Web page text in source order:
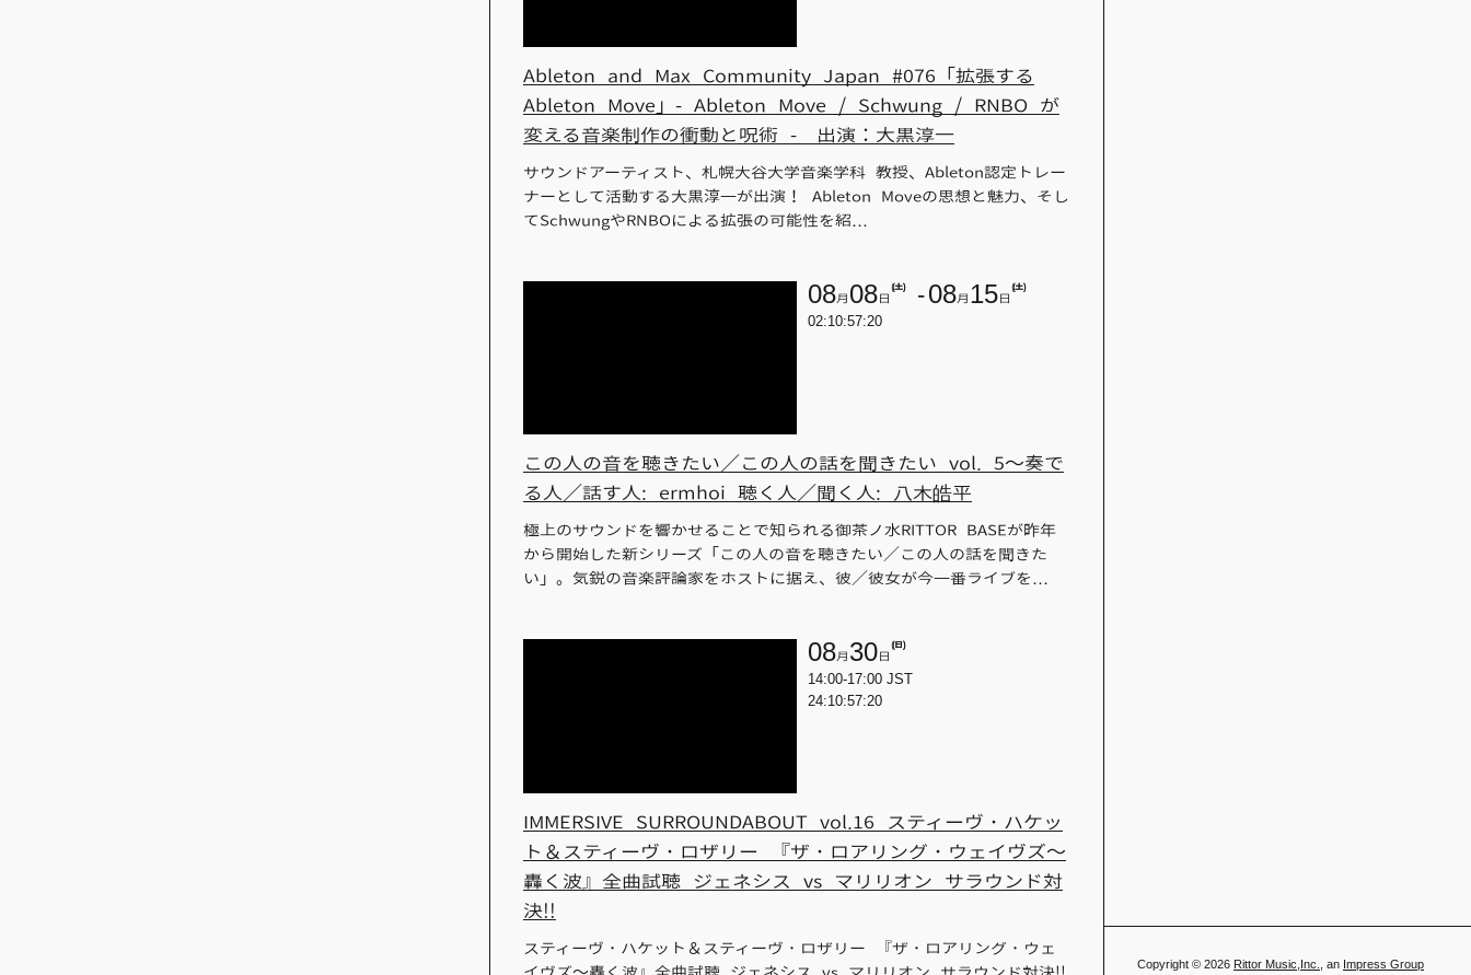
Ableton and Max Community Japan #076「拡張する
Ableton Move」- Ableton Move / Schwung / RNBO が
変える音楽制作の衝動と呪術 - 出演：大黒淳一
サウンドアーティスト、札幌大谷大学音楽学科 教授、Ableton認定トレー
ナーとして活動する大黒淳一が出演！ Ableton Moveの思想と魅力、そし
てSchwungやRNBOによる拡張の可能性を紹…
08月08日
(土) 08月15日
(土)
02:10:57:19
この人の音を聴きたい／この人の話を聞きたい vol. 5〜奏で
る人／話す人: ermhoi 聴く人／聞く人: 八木皓平
極上のサウンドを響かせることで知られる御茶ノ水RITTOR BASEが昨年
から開始した新シリーズ「この人の音を聴きたい／この人の話を聞きた
い」。気鋭の音楽評論家をホストに据え、彼／彼女が今一番ライブを…
08月30日
(日)
14:00-17:00 JST
24:10:57:19
IMMERSIVE SURROUNDABOUT vol.16 スティーヴ・ハケッ
ト＆スティーヴ・ロザリー 『ザ・ロアリング・ウェイヴズ～
轟く波』全曲試聴 ジェネシス vs マリリオン サラウンド対
決!!
スティーヴ・ハケット＆スティーヴ・ロザリー 『ザ・ロアリング・ウェ
Copyright © 2026 Rittor Music,Inc., an Impress Group